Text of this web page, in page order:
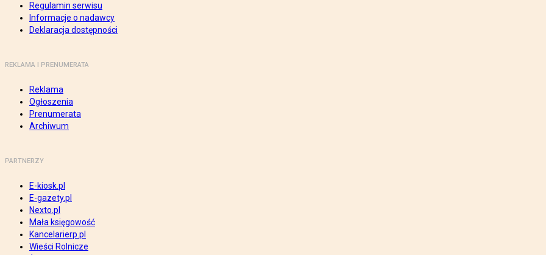
Regulamin serwisu
Informacje o nadawcy
Deklaracja dostępności
REKLAMA I PRENUMERATA
Reklama
Ogłoszenia
Prenumerata
Archiwum
PARTNERZY
E-kiosk.pl
E-gazety.pl
Nexto.pl
Mała księgowość
Kancelarierp.pl
Wieści Rolnicze